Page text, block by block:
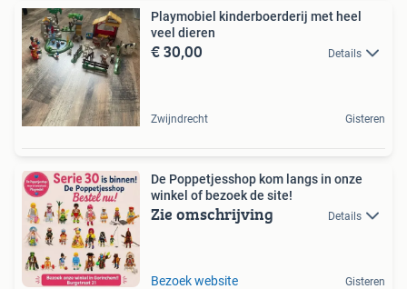
Playmobiel kinderboerderij met heel
veel dieren
€ 30,00 Details
Zwijndrecht Gisteren
De Poppetjesshop kom langs in onze
winkel of bezoek de site!
Zie omschrijving Details
Bezoek website Gisteren